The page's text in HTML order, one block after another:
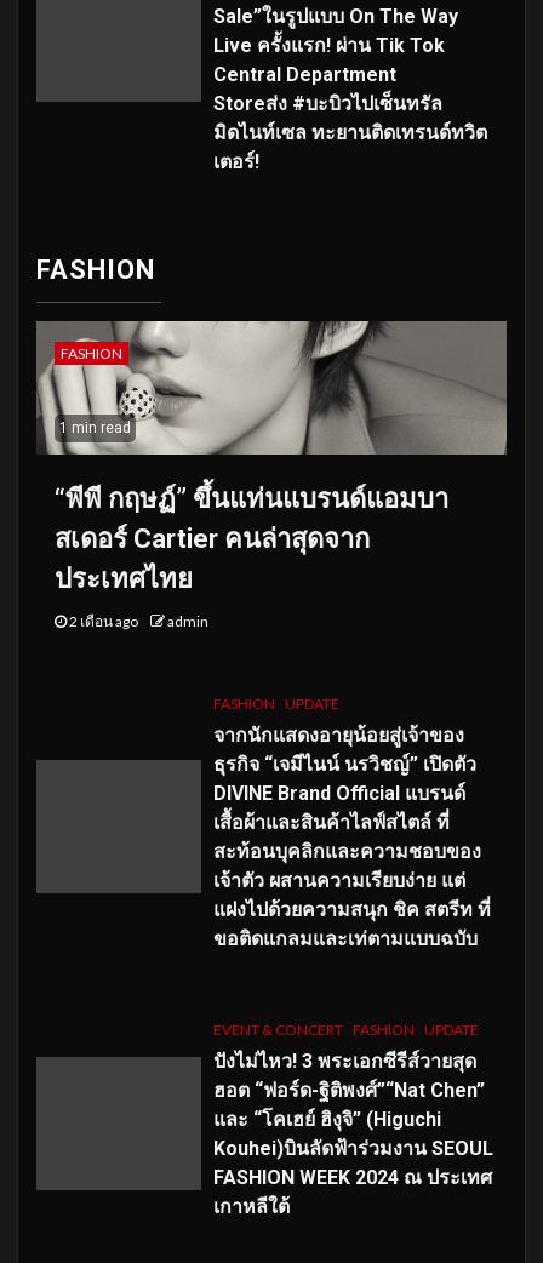
Sale”ในรูปแบบ On The Way
Live ครั้งแรก! ผ่าน Tik Tok
Central Department
Storeส่ง #บะบิวไปเซ็นทรัล
มิดไนท์เซล ทะยานติดเทรนด์ทวิต
เตอร์!
FASHION
FASHION
1 min read
“พีพี กฤษฏ์” ขึ้นแท่นแบรนด์แอมบา
สเดอร์ Cartier คนล่าสุดจาก
ประเทศไทย
2 เดือน ago admin
FASHION UPDATE
จากนักแสดงอายุน้อยสู่เจ้าของ
ธุรกิจ “เจมีไนน์ นรวิชญ์” เปิดตัว
DIVINE Brand Official แบรนด์
เสื้อผ้าและสินค้าไลฟ์สไตล์ ที่
สะท้อนบุคลิกและความชอบของ
เจ้าตัว ผสานความเรียบง่าย แต่
แฝงไปด้วยความสนุก ชิค สตรีท ที่
ขอติดแกลมและเท่ตามแบบฉบับ
EVENT & CONCERT FASHION UPDATE
ปังไม่ไหว! 3 พระเอกซีรีส์วายสุด
ฮอต “ฟอร์ด-ฐิติพงศ์”“Nat Chen”
และ “โคเฮย์ ฮิงุจิ” (Higuchi
Kouhei)บินลัดฟ้าร่วมงาน SEOUL
FASHION WEEK 2024 ณ ประเทศ
เกาหลีใต้